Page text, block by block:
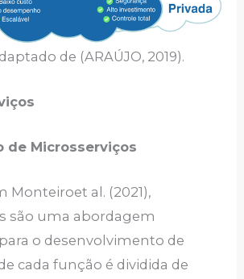
de (ARAÚJO, 2019).
de Microsserviços
Monteiroet al. (2021),
são uma abordagem
o desenvolvimento de
cada função é dividida de